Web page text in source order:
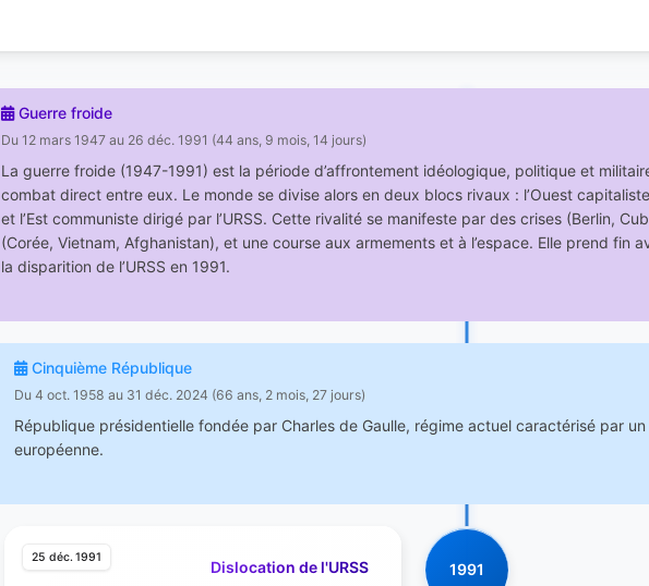
Guerre froide
Du 12 mars 1947 au 26 déc. 1991 (44 ans, 9 mois, 14 jours)
La guerre froide (1947-1991) est la période d’affrontement idéologique, politique et
combat direct entre eux. Le monde se divise alors en deux blocs rivaux : l’Ouest
et l’Est communiste dirigé par l’URSS. Cette rivalité se manifeste par des crises (Berlin,
(Corée, Vietnam, Afghanistan), et une course aux armements et à l’espace. Elle prend fin
la disparition de l’URSS en 1991.
Cinquième République
Du 4 oct. 1958 au 31 déc. 2024 (66 ans, 2 mois, 27 jours)
République présidentielle fondée par Charles de Gaulle, régime actuel caractérisé par
européenne.
1991
25 déc. 1991
Dislocation de l'URSS